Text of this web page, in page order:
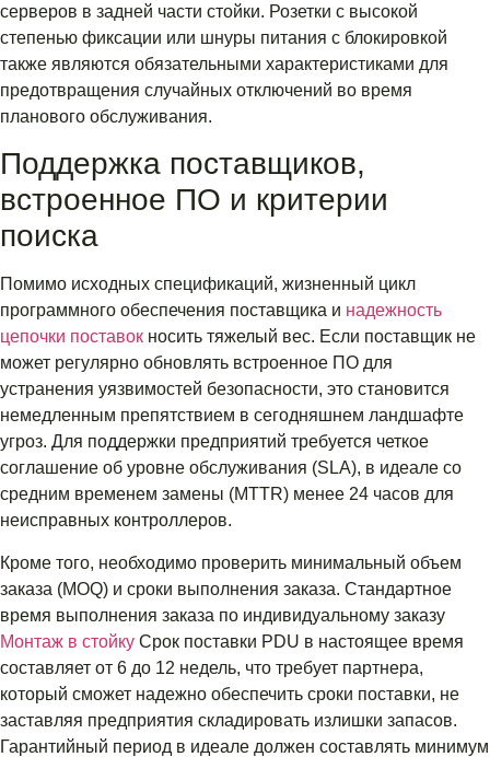
серверов в задней части стойки. Розетки с высокой
степенью фиксации или шнуры питания с блокировкой
также являются обязательными характеристиками для
предотвращения случайных отключений во время
планового обслуживания.
Поддержка поставщиков,
встроенное ПО и критерии
поиска
Помимо исходных спецификаций, жизненный цикл
программного обеспечения поставщика и надежность
цепочки поставок носить тяжелый вес. Если поставщик не
может регулярно обновлять встроенное ПО для
устранения уязвимостей безопасности, это становится
немедленным препятствием в сегодняшнем ландшафте
угроз. Для поддержки предприятий требуется четкое
соглашение об уровне обслуживания (SLA), в идеале со
средним временем замены (MTTR) менее 24 часов для
неисправных контроллеров.
Кроме того, необходимо проверить минимальный объем
заказа (MOQ) и сроки выполнения заказа. Стандартное
время выполнения заказа по индивидуальному заказу
Монтаж в стойку Срок поставки PDU в настоящее время
составляет от 6 до 12 недель, что требует партнера,
который сможет надежно обеспечить сроки поставки, не
заставляя предприятия складировать излишки запасов.
Гарантийный период в идеале должен составлять минимум